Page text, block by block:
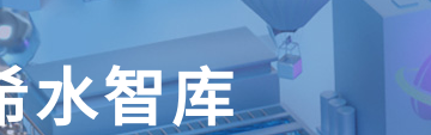
水智库